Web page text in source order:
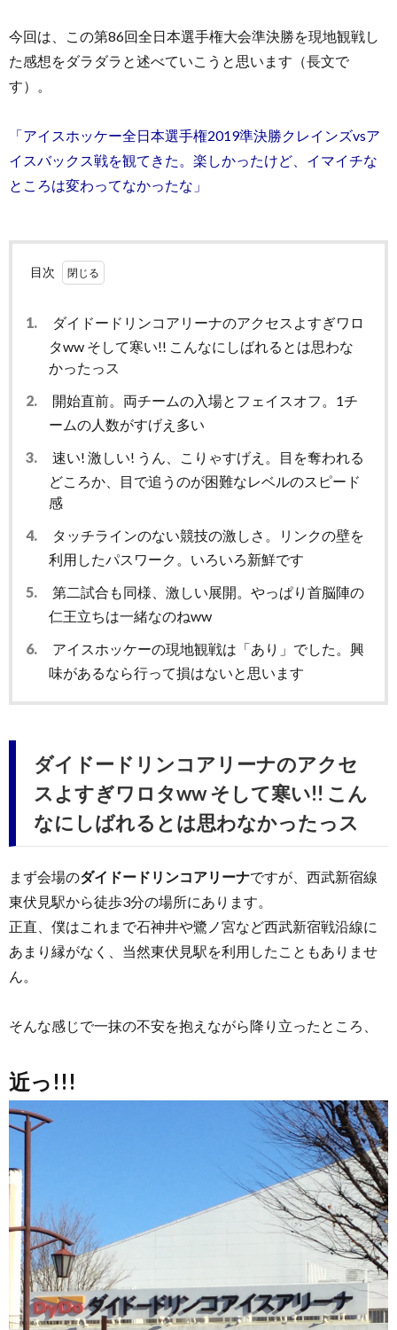
今回は、この第86回全日本選手権大会準決勝を現地観戦し
た感想をダラダラと述べていこうと思います（長文で
す）。
「アイスホッケー全日本選手権2019準決勝クレインズvsア
イスバックス戦を観てきた。楽しかったけど、イマイチな
ところは変わってなかったな」
目次
1.
ダイドードリンコアリーナのアクセスよすぎワロ
タww そして寒い!! こんなにしばれるとは思わな
かったっス
2.
開始直前。両チームの入場とフェイスオフ。1チ
ームの人数がすげえ多い
3.
速い! 激しい! うん、こりゃすげえ。目を奪われる
どころか、目で追うのが困難なレベルのスピード
感
4.
タッチラインのない競技の激しさ。リンクの壁を
利用したパスワーク。いろいろ新鮮です
5.
第二試合も同様、激しい展開。やっぱり首脳陣の
仁王立ちは一緒なのねww
6.
アイスホッケーの現地観戦は「あり」でした。興
味があるなら行って損はないと思います
ダイドードリンコアリーナのアクセ
スよすぎワロタww そして寒い!! こん
なにしばれるとは思わなかったっス
まず会場のダイドードリンコアリーナですが、西武新宿線
東伏見駅から徒歩3分の場所にあります。
正直、僕はこれまで石神井や鷺ノ宮など西武新宿戦沿線に
あまり縁がなく、当然東伏見駅を利用したこともありませ
ん。
そんな感じで一抹の不安を抱えながら降り立ったところ、
近っ!!!